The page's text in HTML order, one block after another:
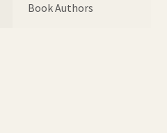
Book Authors